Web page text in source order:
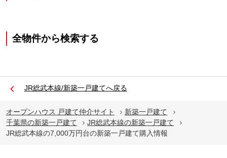
全物件から検索する
JR総武本線/新築一戸建てへ戻る
オープンハウス 戸建て仲介サイト
新築一戸建て
千葉県の新築一戸建て
JR総武本線の新築一戸建て
JR総武本線の7,000万円台の新築一戸建て購入情報